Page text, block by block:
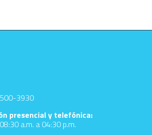
3930
presencial y telefónica:
a.m. a 04:30 p.m.